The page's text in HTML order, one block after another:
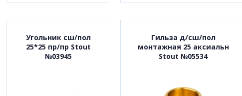
Угольник сш/пол
25*25 пр/пр Stout
№03945
Гильза д/сш/пол
монтажная 25 аксиальн
Stout №05534